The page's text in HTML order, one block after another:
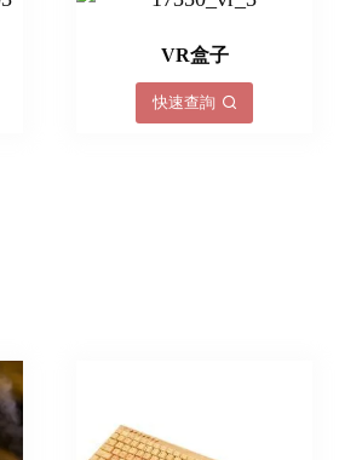
VR盒子
快速查詢